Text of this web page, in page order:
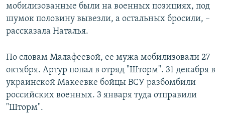
мобилизованные были на военных позициях, под
шумок половину вывезли, а остальных бросили, –
рассказала Наталья.
По словам Малафеевой, ее мужа мобилизовали 27
октября. Артур попал в отряд "Шторм". 31 декабря в
украинской Макеевке бойцы ВСУ разбомбили
российских военных. 3 января туда отправили
"Шторм".